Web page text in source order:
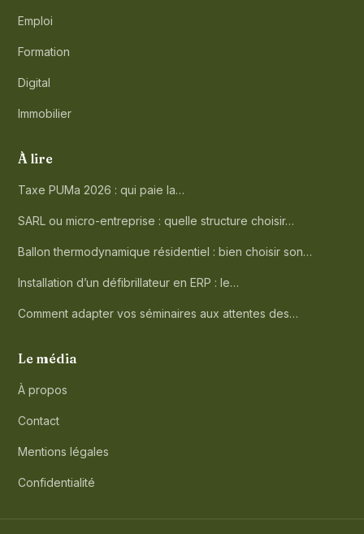
Emploi
Formation
Digital
Immobilier
À lire
Taxe PUMa 2026 : qui paie la…
SARL ou micro-entreprise : quelle structure choisir…
Ballon thermodynamique résidentiel : bien choisir son…
Installation d’un défibrillateur en ERP : le…
Comment adapter vos séminaires aux attentes des…
Le média
À propos
Contact
Mentions légales
Confidentialité